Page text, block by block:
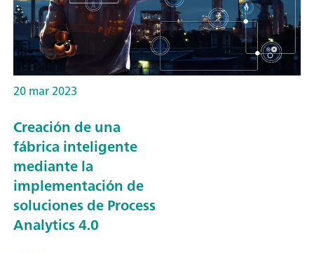
20 mar 2023
Creación de una
fábrica inteligente
mediante la
implementación de
soluciones de Process
Analytics 4.0